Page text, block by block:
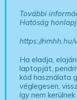
További
Hatóság
https://nmhh.hu/
Ha eladja,
laptopját,
kód használata
véglegesen,
így nem